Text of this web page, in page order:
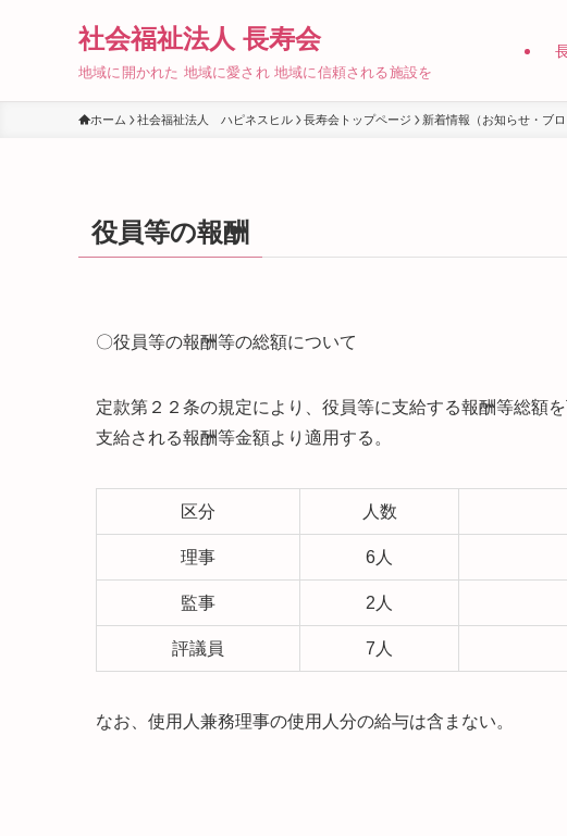
社会福祉法人 長寿会
地域に開かれた 地域に愛され 地域に信頼される施設を
ホーム 社会福祉法人 ハピネスヒル 長寿会トップページ 新着情報（お知らせ・ブロ
役員等の報酬
〇役員等の報酬等の総額について
定款第２２条の規定により、役員等に支給する報酬等総額
支給される報酬等金額より適用する。
区分 人数
理事 6人
監事 2人
評議員 7人
なお、使用人兼務理事の使用人分の給与は含まない。